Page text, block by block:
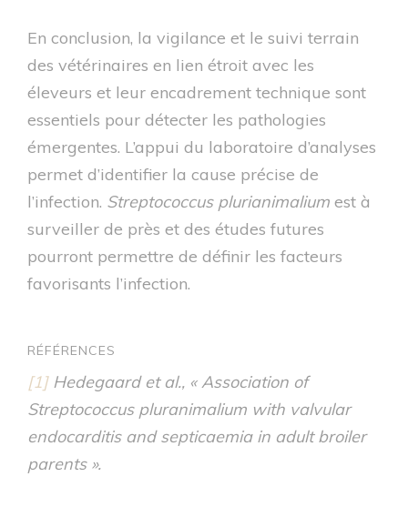
En conclusion, la vigilance et le suivi terrain
des vétérinaires en lien étroit avec les
éleveurs et leur encadrement technique sont
essentiels pour détecter les pathologies
émergentes. L’appui du laboratoire d’analyses
permet d’identifier la cause précise de
l’infection. Streptococcus plurianimalium est à
surveiller de près et des études futures
pourront permettre de définir les facteurs
favorisants l’infection.
RÉFÉRENCES
[1]Hedegaard et al., « Association of
Streptococcus pluranimalium with valvular
endocarditis and septicaemia in adult broiler
parents ».